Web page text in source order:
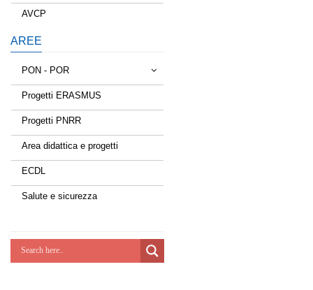
AVCP
AREE
PON - POR
Tessere la rete
Estate a scuola
Scuola d'estate
Lab Green
Progetti ERASMUS
Progetti PNRR
Area didattica e progetti
ECDL
Salute e sicurezza